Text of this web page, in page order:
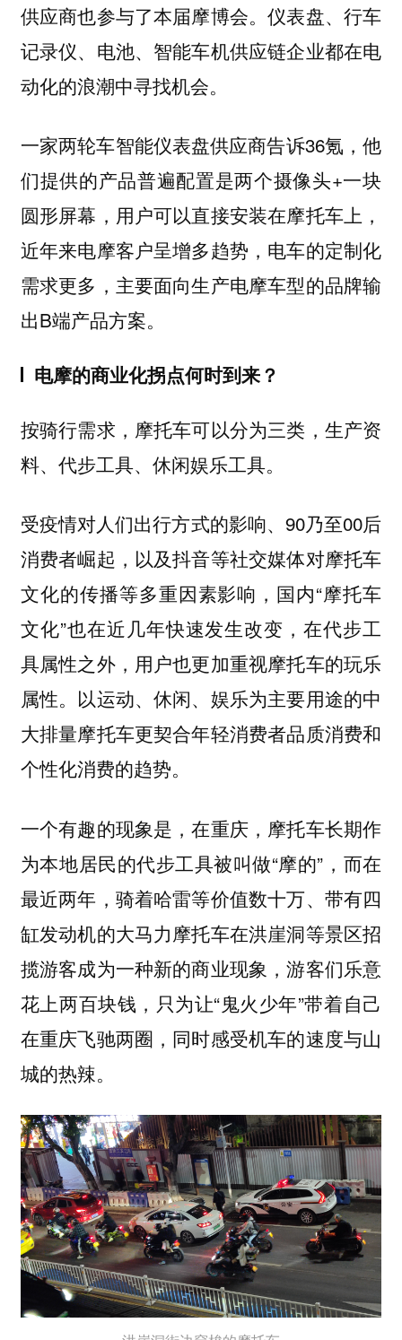
供应商也参与了本届摩博会。仪表盘、行车
记录仪、电池、智能车机供应链企业都在电
动化的浪潮中寻找机会。
一家两轮车智能仪表盘供应商告诉36氪，他
们提供的产品普遍配置是两个摄像头+一块
圆形屏幕，用户可以直接安装在摩托车上，
近年来电摩客户呈增多趋势，电车的定制化
需求更多，主要面向生产电摩车型的品牌输
出B端产品方案。
电摩的商业化拐点何时到来？
按骑行需求，摩托车可以分为三类，生产资
料、代步工具、休闲娱乐工具。
受疫情对人们出行方式的影响、90乃至00后
消费者崛起，以及抖音等社交媒体对摩托车
文化的传播等多重因素影响，国内“摩托车
文化”也在近几年快速发生改变，在代步工
具属性之外，用户也更加重视摩托车的玩乐
属性。以运动、休闲、娱乐为主要用途的中
大排量摩托车更契合年轻消费者品质消费和
个性化消费的趋势。
一个有趣的现象是，在重庆，摩托车长期作
为本地居民的代步工具被叫做“摩的”，而在
最近两年，骑着哈雷等价值数十万、带有四
缸发动机的大马力摩托车在洪崖洞等景区招
揽游客成为一种新的商业现象，游客们乐意
花上两百块钱，只为让“鬼火少年”带着自己
在重庆飞驰两圈，同时感受机车的速度与山
城的热辣。